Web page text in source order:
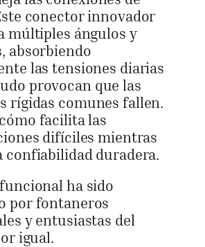
conector innovador
múltiples ángulos y
absorbiendo
las tensiones diarias
provocan que las
rígidas comunes fallen.
facilita las
difíciles mientras
confiabilidad duradera.
ha sido
por fontaneros
y entusiastas del
igual.